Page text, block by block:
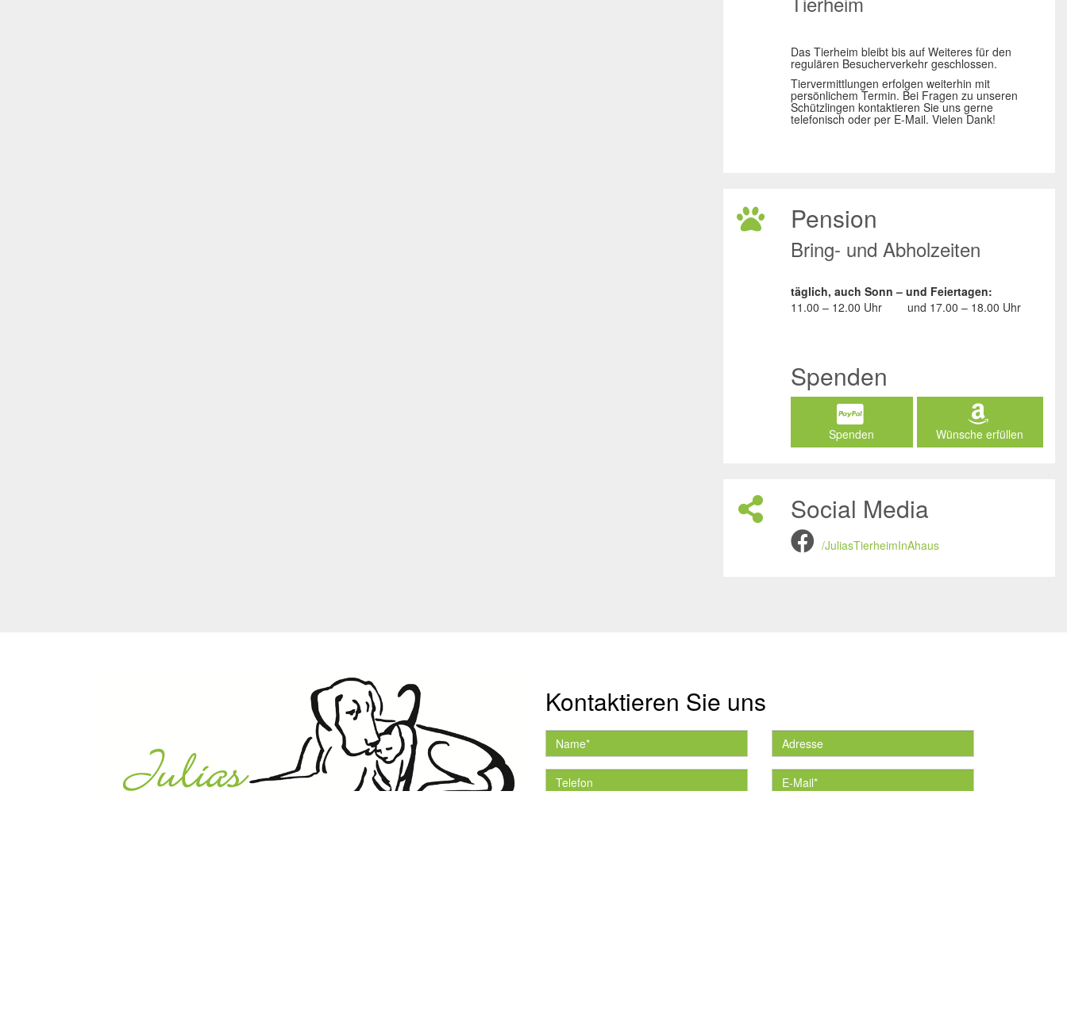
Das Tierheim bleibt bis auf Weiteres für den
regulären Besucherverkehr geschlossen.
Tiervermittlungen erfolgen weiterhin mit
persönlichem Termin. Bei Fragen zu unseren
Schützlingen kontaktieren Sie uns gerne
telefonisch oder per E-Mail. Vielen Dank!
Pension
Bring- und Abholzeiten
täglich, auch Sonn – und Feiertagen:
11.00 – 12.00 Uhr
und 17.00 – 18.00 Uhr
Spenden
Spenden Wünsche erfüllen
Social Media
/JuliasTierheimInAhaus
Kontaktieren Sie uns